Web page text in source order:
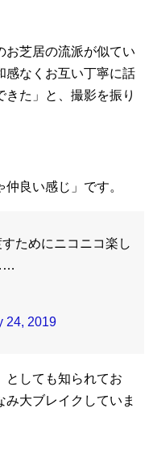
お芝居の流派が似てい
感なくお互い丁寧に話
た」と、撮影を振り
良い感じ」です。
ためにニコニコ楽し
24, 2019
としても知られてお
み大ブレイクしていま